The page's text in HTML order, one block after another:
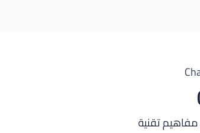
مفاهيم تقنية